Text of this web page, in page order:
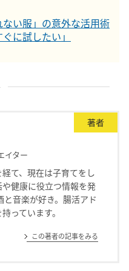
い服」の意外な活用術
に試したい」
著者
イター
て、現在は子育てをし
健康に役立つ情報を発
と音楽が好き。腸活アド
っています。
この著者の記事をみる